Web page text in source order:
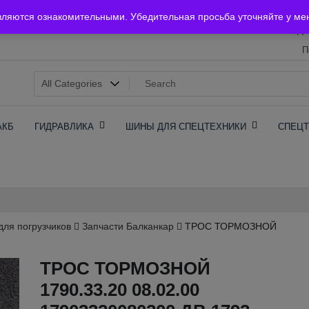
ознакомительными. Убедительная просьба уточняйте у
ГИДРАВЛИКА ШИНЫ ДЛЯ СПЕЦТЕХНИКИ
погрузчиков Запчасти Балканкар ТРОС ТОРМОЗНОЙ
ТРОС ТОРМОЗНОЙ
1790.33.20 08.02.00